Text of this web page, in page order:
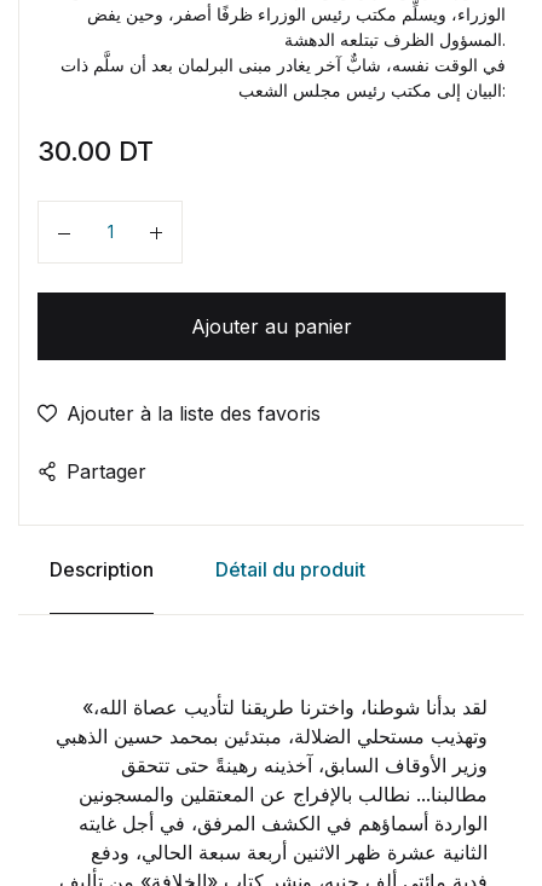
الوزراء، ويسلِّم مكتب رئيس الوزراء ظرفًا أصفر، وحين يفض
المسؤول الظرف تبتلعه الدهشة.
في الوقت نفسه، شابٌّ آخر يغادر مبنى البرلمان بعد أن سلَّم ذات
البيان إلى مكتب رئيس مجلس الشعب:
30.00 DT
Quantité
Ajouter au panier
Ajouter à la liste des favoris
Partager
Description Détail du produit
«لقد بدأنا شوطنا، واخترنا طريقنا لتأديب عصاة الله،
وتهذيب مستحلي الضلالة، مبتدئين بمحمد حسين الذهبي
وزير الأوقاف السابق، آخذينه رهينةً حتى تتحقق
مطالبنا... نطالب بالإفراج عن المعتقلين والمسجونين
الواردة أسماؤهم في الكشف المرفق، في أجل غايته
الثانية عشرة ظهر الاثنين أربعة سبعة الحالي، ودفع
فدية مائتي ألف جنيه، ونشر كتاب «الخلافة» من تأليف